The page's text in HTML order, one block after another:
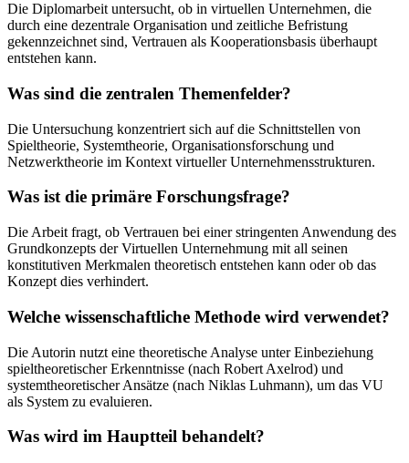
Die Diplomarbeit untersucht, ob in virtuellen Unternehmen, die
durch eine dezentrale Organisation und zeitliche Befristung
gekennzeichnet sind, Vertrauen als Kooperationsbasis überhaupt
entstehen kann.
Was sind die zentralen Themenfelder?
Die Untersuchung konzentriert sich auf die Schnittstellen von
Spieltheorie, Systemtheorie, Organisationsforschung und
Netzwerktheorie im Kontext virtueller Unternehmensstrukturen.
Was ist die primäre Forschungsfrage?
Die Arbeit fragt, ob Vertrauen bei einer stringenten Anwendung des
Grundkonzepts der Virtuellen Unternehmung mit all seinen
konstitutiven Merkmalen theoretisch entstehen kann oder ob das
Konzept dies verhindert.
Welche wissenschaftliche Methode wird verwendet?
Die Autorin nutzt eine theoretische Analyse unter Einbeziehung
spieltheoretischer Erkenntnisse (nach Robert Axelrod) und
systemtheoretischer Ansätze (nach Niklas Luhmann), um das VU
als System zu evaluieren.
Was wird im Hauptteil behandelt?